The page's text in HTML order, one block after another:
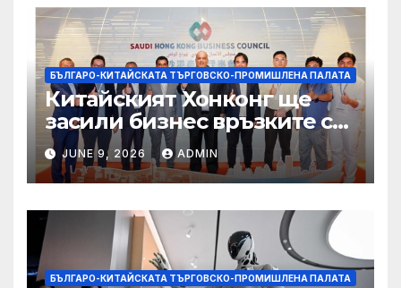
БЪЛГАРО-КИТАЙСКАТА ТЪРГОВСКО-ПРОМИШЛЕНА ПАЛАТА
Китайският Хонконг ще
засили бизнес връзките си
със Саудитска Арабия
JUNE 9, 2026 ADMIN
БЪЛГАРО-КИТАЙСКАТА ТЪРГОВСКО-ПРОМИШЛЕНА ПАЛАТА